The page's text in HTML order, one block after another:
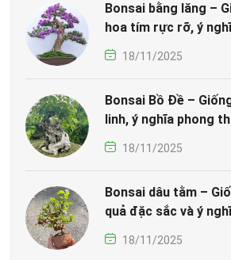
Bonsai bằng lăng –
hoa tím rực rỡ, ý
18/11/2025
Bonsai Bồ Đề –
linh, ý nghĩa phong
18/11/2025
Bonsai dâu tằm –
quả đặc sắc và ý
18/11/2025